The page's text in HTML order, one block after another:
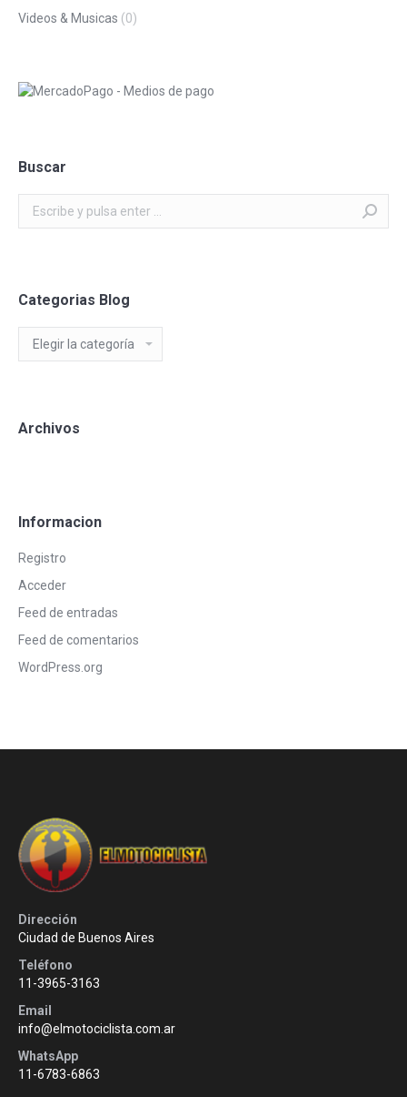
Videos & Musicas (0)
Buscar
Categorias Blog
Blog
Archivos
Informacion
Registro
Acceder
Feed de entradas
Feed de comentarios
WordPress.org
Dirección
Ciudad de Buenos Aires
Teléfono
11-3965-3163
Email
info@elmotociclista.com.ar
WhatsApp
11-6783-6863